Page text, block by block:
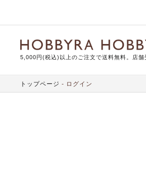
5,000円(税込)以上のご注文で送料無料。店舗
トップページ ログイン